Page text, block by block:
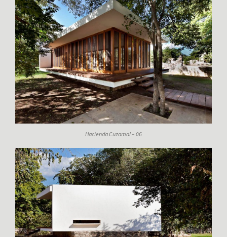
Hacienda Cuzamal – 06